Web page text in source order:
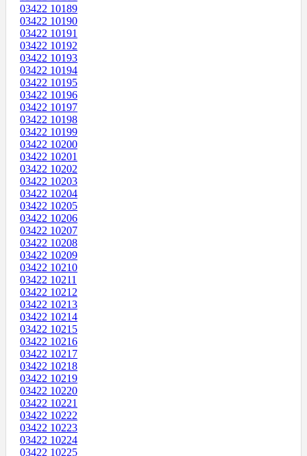
03422 10189
03422 10190
03422 10191
03422 10192
03422 10193
03422 10194
03422 10195
03422 10196
03422 10197
03422 10198
03422 10199
03422 10200
03422 10201
03422 10202
03422 10203
03422 10204
03422 10205
03422 10206
03422 10207
03422 10208
03422 10209
03422 10210
03422 10211
03422 10212
03422 10213
03422 10214
03422 10215
03422 10216
03422 10217
03422 10218
03422 10219
03422 10220
03422 10221
03422 10222
03422 10223
03422 10224
03422 10225